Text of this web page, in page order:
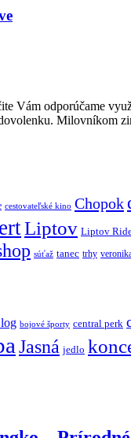
Vám odporúčame
Milovníkom
cestovateľské kino Chopok
Liptov Liptov
súťaž tanec trhy
bojové športy central perk
Jasná jedlo